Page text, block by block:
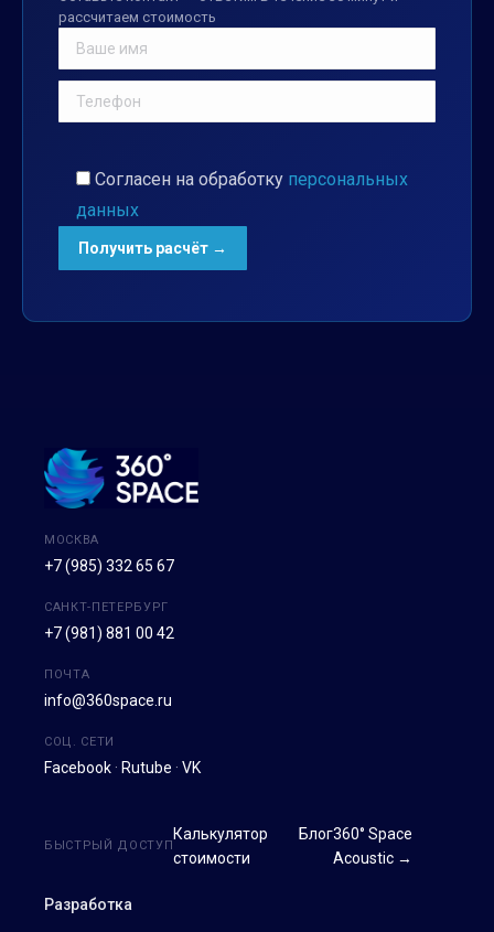
рассчитаем стоимость
Согласен на обработку персональных
данных
МОСКВА
+7 (985) 332 65 67
САНКТ-ПЕТЕРБУРГ
+7 (981) 881 00 42
ПОЧТА
info@360space.ru
СОЦ. СЕТИ
Facebook · Rutube · VK
Разработка
БЫСТРЫЙ ДОСТУП
Калькулятор
стоимости
Блог360° Space
Acoustic →